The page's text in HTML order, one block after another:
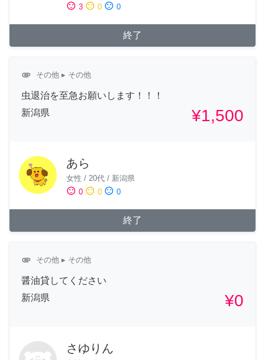
sentiment_satisfied 3 sentiment_neutral 0 sentiment_dissatisfied 0
終了
attachment その他 ▸ その他
虫退治を至急お願いします！！！
新潟県
¥1,500
あら
女性 / 20代 / 新潟県
sentiment_satisfied 0 sentiment_neutral 0 sentiment_dissatisfied 0
終了
attachment その他 ▸ その他
醤油貸してください
新潟県
¥0
さゆりん